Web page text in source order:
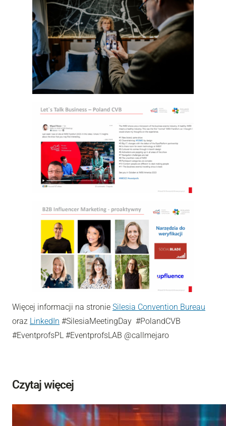
Więcej informacji na stronie Silesia Convention Bureau
oraz LinkedIn #SilesiaMeetingDay #PolandCVB
#EventprofsPL #EventprofsLAB @callmejaro
Czytaj więcej